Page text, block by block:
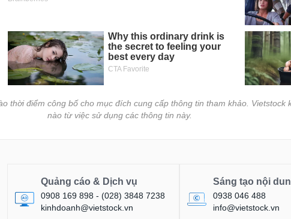
thời điểm công bố cho mục đích cung cấp thông tin tham khảo. Vietstock
nào từ việc sử dụng các thông tin này.
Quảng cáo & Dịch vụ
0908 169 898 - (028) 3848 7238
kinhdoanh@vietstock.vn
Sáng tạo nội
0938 046 488
info@vietstock.vn